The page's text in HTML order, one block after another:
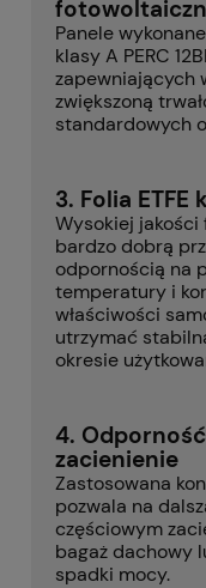
Panele
klasy A PERC
zapewniających
zwiększoną
standardowych
3. Folia
Wysokiej jakości
bardzo dobrą
odpornością na
temperatury i
właściwości
utrzymać
okresie
4.
zacienienie
Zastosowana
pozwala na
częściowym
bagaż dachowy
spadki mocy.